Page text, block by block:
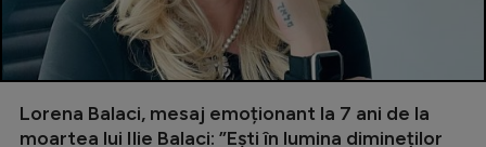
Tenis
Handbal
Lorena Balaci, mesaj emoționant la 7 ani de la
moartea lui Ilie Balaci: ”Ești în lumina dimineților